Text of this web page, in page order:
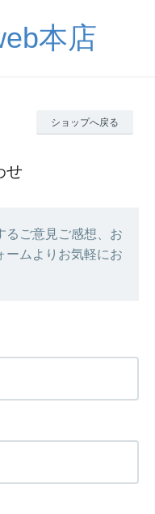
本店
ショップへ戻る
せ
るご意見ご感想、お
ームよりお気軽にお